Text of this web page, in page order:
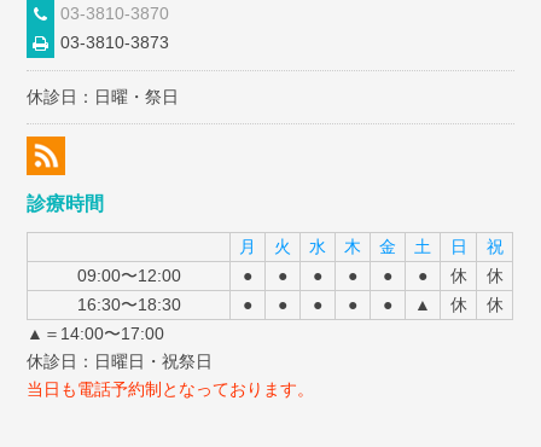
03-3810-3870
03-3810-3873
休診日：日曜・祭日
診療時間
月 火 水 木 金 土 日
祝
09:00〜12:00
● ● ● ● ● ● 休
休
16:30〜18:30
● ● ● ● ● ▲ 休
休
▲＝14:00〜17:00
休診日：日曜日・祝祭日
当日も電話予約制となっております。